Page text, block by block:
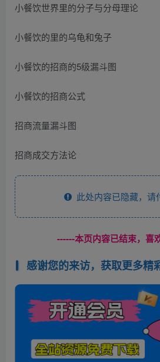
小餐饮世界里的分子与分母理论
小餐饮的里的乌龟和兔子
小餐饮的招商的5级漏斗图
小餐饮的招商公式
招商流量漏斗图
招商成交方法论
此处内容已隐藏，请
------本页内容已结束，喜
感谢您的来访，获取更多精